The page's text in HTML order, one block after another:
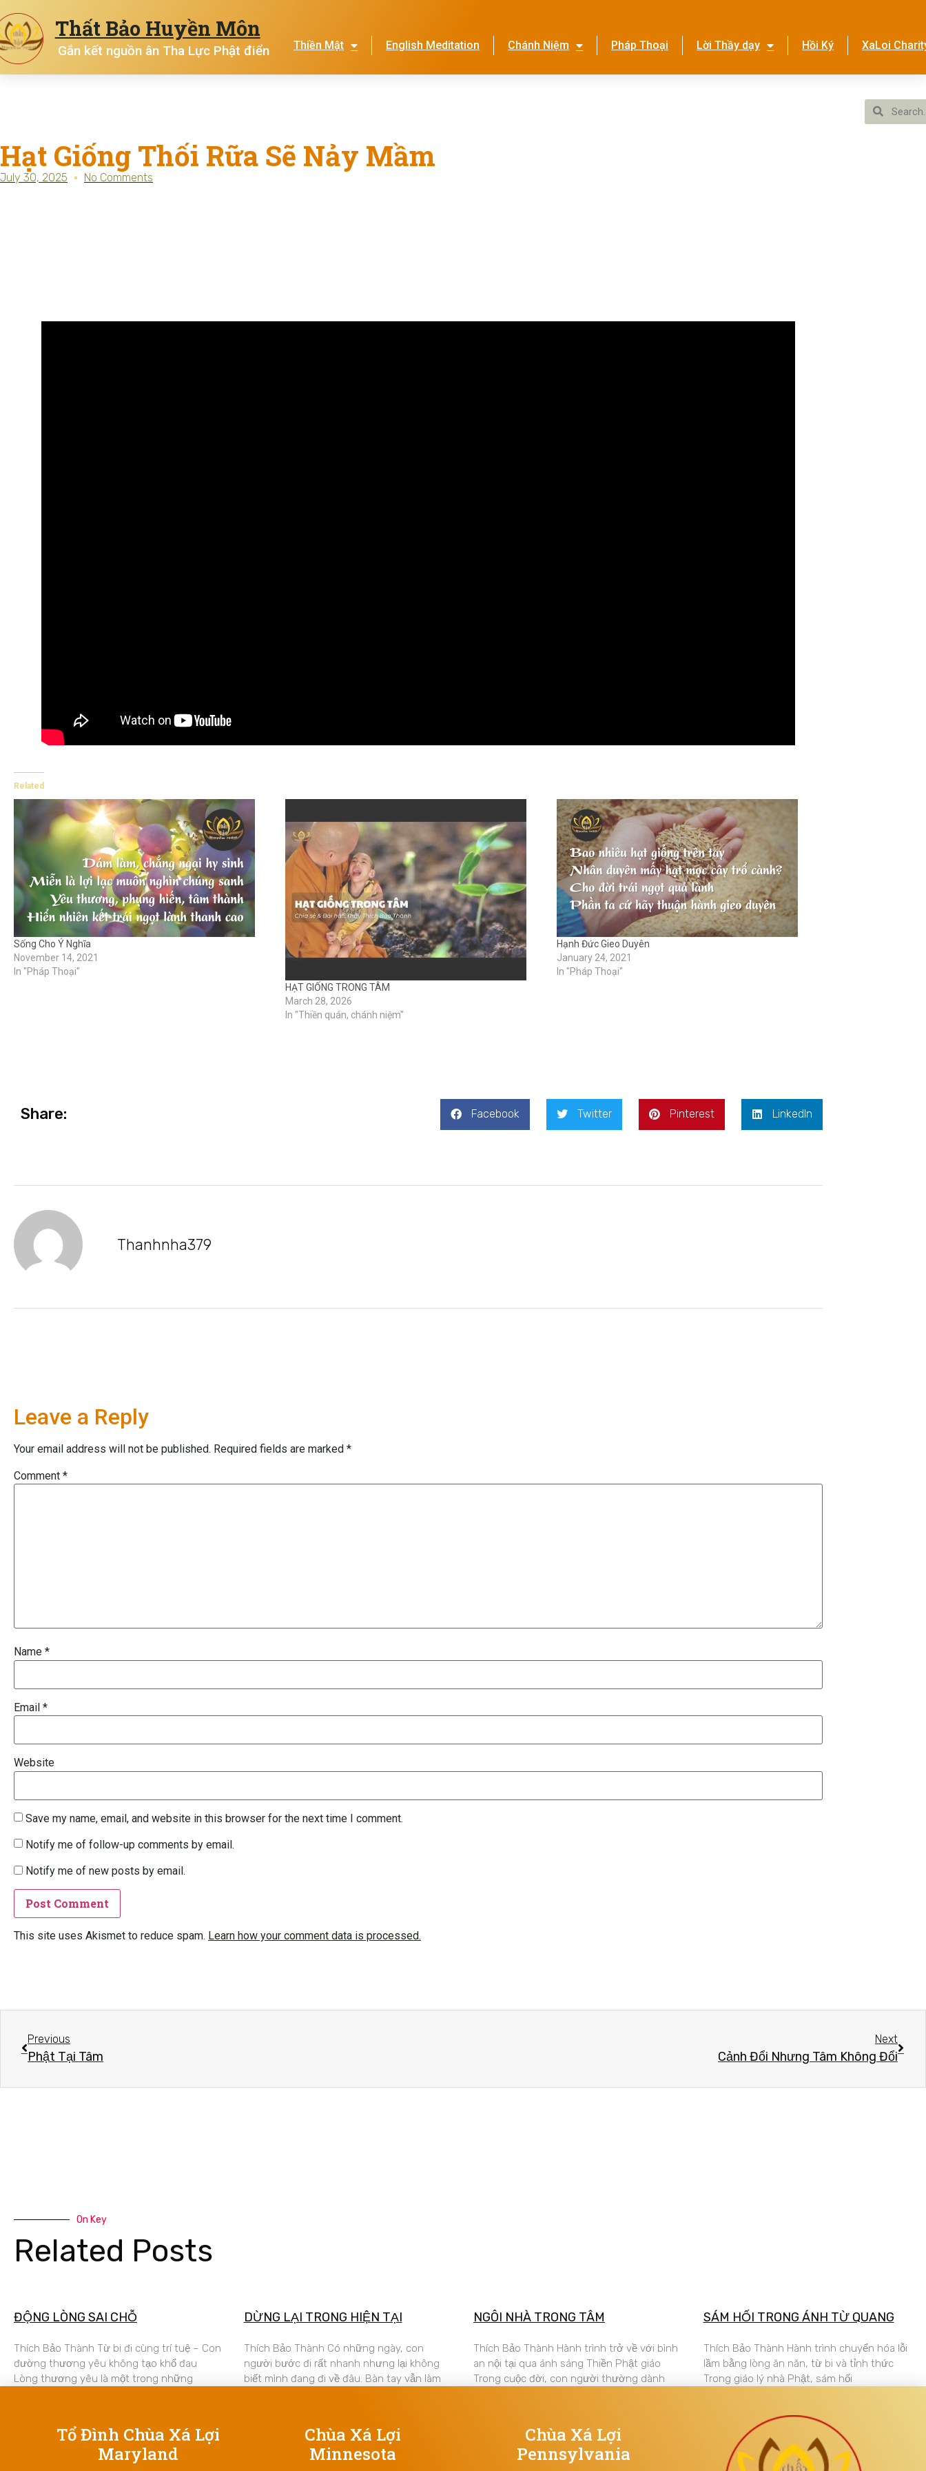
Thất Bảo Huyền Môn
Gắn kết nguồn ân Tha Lực Phật điển Thiền Mật English Meditation Chánh Niệm Pháp Thoại Lời Thầy dạy Hồi Ký XaLoi
Hạt Giống Thối Rữa Sẽ Nảy Mầm
July 30, 2025 No Comments
Related
Sống Cho Ý Nghĩa
November 14, 2021
In "Pháp Thoại"
HẠT GIỐNG TRONG TÂM
March 28, 2026
In "Thiền quán, chánh niệm"
Hạnh Đức Gieo Duyên
January 24, 2021
In "Pháp Thoại"
Share: Facebook Twitter Pinterest LinkedIn
Thanhnha379
Leave a Reply
Your email address will not be published. Required fields are marked *
Comment *
Name *
Email *
Website
Save my name, email, and website in this browser for the next time I comment.
Notify me of follow-up comments by email.
Notify me of new posts by email.
This site uses Akismet to reduce spam. Learn how your comment data is processed.
Previous
Phật Tại Tâm
Next
Cảnh Đổi Nhưng Tâm Không Đổi
On Key
Related Posts
ĐỘNG LÒNG SAI CHỖ
Thích Bảo Thành Từ bi đi cùng trí tuệ – Con
đường thương yêu không tạo khổ đau
Lòng thương yêu là một trong những
DỪNG LẠI TRONG HIỆN TẠI
Thích Bảo Thành Có những ngày, con
người bước đi rất nhanh nhưng lại không
biết mình đang đi về đâu. Bàn tay vẫn làm
NGÔI NHÀ TRONG TÂM
Thích Bảo Thành Hành trình trở về với bình
an nội tại qua ánh sáng Thiền Phật giáo
Trong cuộc đời, con người thường dành
SÁM HỐI TRONG ÁNH TỪ QUANG
Thích Bảo Thành Hành trình chuyển hóa lỗi
lầm bằng lòng ăn năn, từ bi và tỉnh thức
Trong giáo lý nhà Phật, sám hối
Tổ Đình Chùa Xá Lợi
Maryland
Chùa Xá Lợi
Minnesota
Chùa Xá Lợi
Pennsylvania